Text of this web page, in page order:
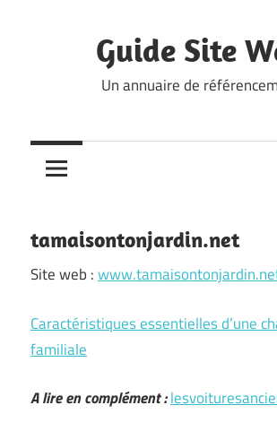
Guide Site
Un annuaire de
tamaisontonjardin.net
Site web :
Caractéristiques essentielles d’une
familiale
A lire en complément :